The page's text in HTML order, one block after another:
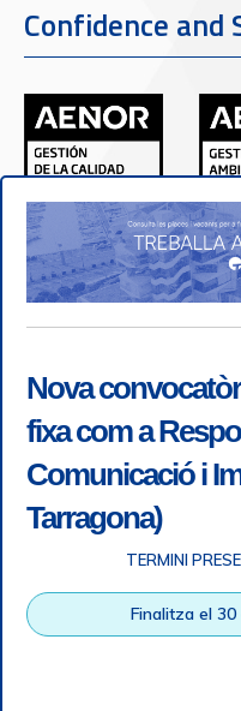
Confidence and
Nova
fixa com a
Comunicació i
Tarragona)
TERMINI
Finalitza el